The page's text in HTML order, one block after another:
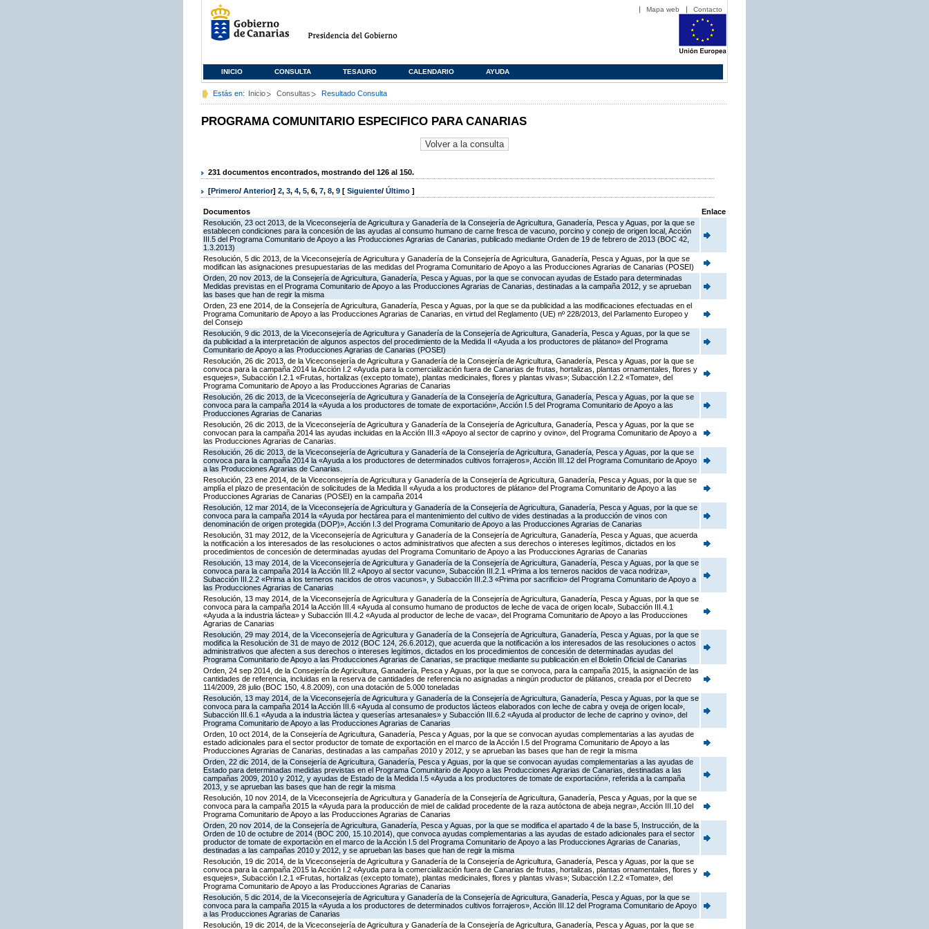
Mapa web Contacto
INICIO CONSULTA TESAURO CALENDARIO AYUDA
Estás en: Inicio Consultas Resultado Consulta
PROGRAMA COMUNITARIO ESPECIFICO PARA CANARIAS
231 documentos encontrados, mostrando del 126 al 150.
[Primero/ Anterior] 2, 3, 4, 5, 6, 7, 8, 9 [ Siguiente/ Último ]
Documentos
Enlace
Resolución, 23 oct 2013, de la Viceconsejería de Agricultura y Ganadería de la Consejería de Agricultura, Ganadería, Pesca y Aguas, por la que se
establecen condiciones para la concesión de las ayudas al consumo humano de carne fresca de vacuno, porcino y conejo de origen local, Acción
III.5 del Programa Comunitario de Apoyo a las Producciones Agrarias de Canarias, publicado mediante Orden de 19 de febrero de 2013 (BOC 42,
1.3.2013)
Resolución, 5 dic 2013, de la Viceconsejería de Agricultura y Ganadería de la Consejería de Agricultura, Ganadería, Pesca y Aguas, por la que se
modifican las asignaciones presupuestarias de las medidas del Programa Comunitario de Apoyo a las Producciones Agrarias de Canarias (POSEI)
Orden, 20 nov 2013, de la Consejería de Agricultura, Ganadería, Pesca y Aguas, por la que se convocan ayudas de Estado para determinadas
Medidas previstas en el Programa Comunitario de Apoyo a las Producciones Agrarias de Canarias, destinadas a la campaña 2012, y se aprueban
las bases que han de regir la misma
Orden, 23 ene 2014, de la Consejería de Agricultura, Ganadería, Pesca y Aguas, por la que se da publicidad a las modificaciones efectuadas en el
Programa Comunitario de Apoyo a las Producciones Agrarias de Canarias, en virtud del Reglamento (UE) nº 228/2013, del Parlamento Europeo y
del Consejo
Resolución, 9 dic 2013, de la Viceconsejería de Agricultura y Ganadería de la Consejería de Agricultura, Ganadería, Pesca y Aguas, por la que se
da publicidad a la interpretación de algunos aspectos del procedimiento de la Medida II «Ayuda a los productores de plátano» del Programa
Comunitario de Apoyo a las Producciones Agrarias de Canarias (POSEI)
Resolución, 26 dic 2013, de la Viceconsejería de Agricultura y Ganadería de la Consejería de Agricultura, Ganadería, Pesca y Aguas, por la que se
convoca para la campaña 2014 la Acción I.2 «Ayuda para la comercialización fuera de Canarias de frutas, hortalizas, plantas ornamentales, flores y
esquejes», Subacción I.2.1 «Frutas, hortalizas (excepto tomate), plantas medicinales, flores y plantas vivas»; Subacción I.2.2 «Tomate», del
Programa Comunitario de Apoyo a las Producciones Agrarias de Canarias
Resolución, 26 dic 2013, de la Viceconsejería de Agricultura y Ganadería de la Consejería de Agricultura, Ganadería, Pesca y Aguas, por la que se
convoca para la campaña 2014 la «Ayuda a los productores de tomate de exportación», Acción I.5 del Programa Comunitario de Apoyo a las
Producciones Agrarias de Canarias
Resolución, 26 dic 2013, de la Viceconsejería de Agricultura y Ganadería de la Consejería de Agricultura, Ganadería, Pesca y Aguas, por la que se
convocan para la campaña 2014 las ayudas incluidas en la Acción III.3 «Apoyo al sector de caprino y ovino», del Programa Comunitario de Apoyo a
las Producciones Agrarias de Canarias.
Resolución, 26 dic 2013, de la Viceconsejería de Agricultura y Ganadería de la Consejería de Agricultura, Ganadería, Pesca y Aguas, por la que se
convoca para la campaña 2014 la «Ayuda a los productores de determinados cultivos forrajeros», Acción III.12 del Programa Comunitario de Apoyo
a las Producciones Agrarias de Canarias.
Resolución, 23 ene 2014, de la Viceconsejería de Agricultura y Ganadería de la Consejería de Agricultura, Ganadería, Pesca y Aguas, por la que se
amplía el plazo de presentación de solicitudes de la Medida II «Ayuda a los productores de plátano» del Programa Comunitario de Apoyo a las
Producciones Agrarias de Canarias (POSEI) en la campaña 2014
Resolución, 12 mar 2014, de la Viceconsejería de Agricultura y Ganadería de la Consejería de Agricultura, Ganadería, Pesca y Aguas, por la que se
convoca para la campaña 2014 la «Ayuda por hectárea para el mantenimiento del cultivo de vides destinadas a la producción de vinos con
denominación de origen protegida (DOP)», Acción I.3 del Programa Comunitario de Apoyo a las Producciones Agrarias de Canarias
Resolución, 31 may 2012, de la Viceconsejería de Agricultura y Ganadería de la Consejería de Agricultura, Ganadería, Pesca y Aguas, que acuerda
la notificación a los interesados de las resoluciones o actos administrativos que afecten a sus derechos o intereses legítimos, dictados en los
procedimientos de concesión de determinadas ayudas del Programa Comunitario de Apoyo a las Producciones Agrarias de Canarias
Resolución, 13 may 2014, de la Viceconsejería de Agricultura y Ganadería de la Consejería de Agricultura, Ganadería, Pesca y Aguas, por la que se
convoca para la campaña 2014 la Acción III.2 «Apoyo al sector vacuno», Subacción III.2.1 «Prima a los terneros nacidos de vaca nodriza»,
Subacción III.2.2 «Prima a los terneros nacidos de otros vacunos», y Subacción III.2.3 «Prima por sacrificio» del Programa Comunitario de Apoyo a
las Producciones Agrarias de Canarias
Resolución, 13 may 2014, de la Viceconsejería de Agricultura y Ganadería de la Consejería de Agricultura, Ganadería, Pesca y Aguas, por la que se
convoca para la campaña 2014 la Acción III.4 «Ayuda al consumo humano de productos de leche de vaca de origen local», Subacción III.4.1
«Ayuda a la industria láctea» y Subacción III.4.2 «Ayuda al productor de leche de vaca», del Programa Comunitario de Apoyo a las Producciones
Agrarias de Canarias
Resolución, 29 may 2014, de la Viceconsejería de Agricultura y Ganadería de la Consejería de Agricultura, Ganadería, Pesca y Aguas, por la que se
modifica la Resolución de 31 de mayo de 2012 (BOC 124, 26.6.2012), que acuerda que la notificación a los interesados de las resoluciones o actos
administrativos que afecten a sus derechos o intereses legítimos, dictados en los procedimientos de concesión de determinadas ayudas del
Programa Comunitario de Apoyo a las Producciones Agrarias de Canarias, se practique mediante su publicación en el Boletín Oficial de Canarias
Orden, 24 sep 2014, de la Consejería de Agricultura, Ganadería, Pesca y Aguas, por la que se convoca, para la campaña 2015, la asignación de las
cantidades de referencia, incluidas en la reserva de cantidades de referencia no asignadas a ningún productor de plátanos, creada por el Decreto
114/2009, 28 julio (BOC 150, 4.8.2009), con una dotación de 5.000 toneladas
Resolución, 13 may 2014, de la Viceconsejería de Agricultura y Ganadería de la Consejería de Agricultura, Ganadería, Pesca y Aguas, por la que se
convoca para la campaña 2014 la Acción III.6 «Ayuda al consumo de productos lácteos elaborados con leche de cabra y oveja de origen local»,
Subacción III.6.1 «Ayuda a la industria láctea y queserías artesanales» y Subacción III.6.2 «Ayuda al productor de leche de caprino y ovino», del
Programa Comunitario de Apoyo a las Producciones Agrarias de Canarias
Orden, 10 oct 2014, de la Consejería de Agricultura, Ganadería, Pesca y Aguas, por la que se convocan ayudas complementarias a las ayudas de
estado adicionales para el sector productor de tomate de exportación en el marco de la Acción I.5 del Programa Comunitario de Apoyo a las
Producciones Agrarias de Canarias, destinadas a las campañas 2010 y 2012, y se aprueban las bases que han de regir la misma
Orden, 22 dic 2014, de la Consejería de Agricultura, Ganadería, Pesca y Aguas, por la que se convocan ayudas complementarias a las ayudas de
Estado para determinadas medidas previstas en el Programa Comunitario de Apoyo a las Producciones Agrarias de Canarias, destinadas a las
campañas 2009, 2010 y 2012, y ayudas de Estado de la Medida I.5 «Ayuda a los productores de tomate de exportación», referida a la campaña
2013, y se aprueban las bases que han de regir la misma
Resolución, 10 nov 2014, de la Viceconsejería de Agricultura y Ganadería de la Consejería de Agricultura, Ganadería, Pesca y Aguas, por la que se
convoca para la campaña 2015 la «Ayuda para la producción de miel de calidad procedente de la raza autóctona de abeja negra», Acción III.10 del
Programa Comunitario de Apoyo a las Producciones Agrarias de Canarias
Orden, 20 nov 2014, de la Consejería de Agricultura, Ganadería, Pesca y Aguas, por la que se modifica el apartado 4 de la base 5, Instrucción, de la
Orden de 10 de octubre de 2014 (BOC 200, 15.10.2014), que convoca ayudas complementarias a las ayudas de estado adicionales para el sector
productor de tomate de exportación en el marco de la Acción I.5 del Programa Comunitario de Apoyo a las Producciones Agrarias de Canarias,
destinadas a las campañas 2010 y 2012, y se aprueban las bases que han de regir la misma
Resolución, 19 dic 2014, de la Viceconsejería de Agricultura y Ganadería de la Consejería de Agricultura, Ganadería, Pesca y Aguas, por la que se
convoca para la campaña 2015 la Acción I.2 «Ayuda para la comercialización fuera de Canarias de frutas, hortalizas, plantas ornamentales, flores y
esquejes», Subacción I.2.1 «Frutas, hortalizas (excepto tomate), plantas medicinales, flores y plantas vivas»; Subacción I.2.2 «Tomate», del
Programa Comunitario de Apoyo a las Producciones Agrarias de Canarias
Resolución, 5 dic 2014, de la Viceconsejería de Agricultura y Ganadería de la Consejería de Agricultura, Ganadería, Pesca y Aguas, por la que se
convoca para la campaña 2015 la «Ayuda a los productores de determinados cultivos forrajeros», Acción III.12 del Programa Comunitario de Apoyo
a las Producciones Agrarias de Canarias
Resolución, 19 dic 2014, de la Viceconsejería de Agricultura y Ganadería de la Consejería de Agricultura, Ganadería, Pesca y Aguas, por la que se